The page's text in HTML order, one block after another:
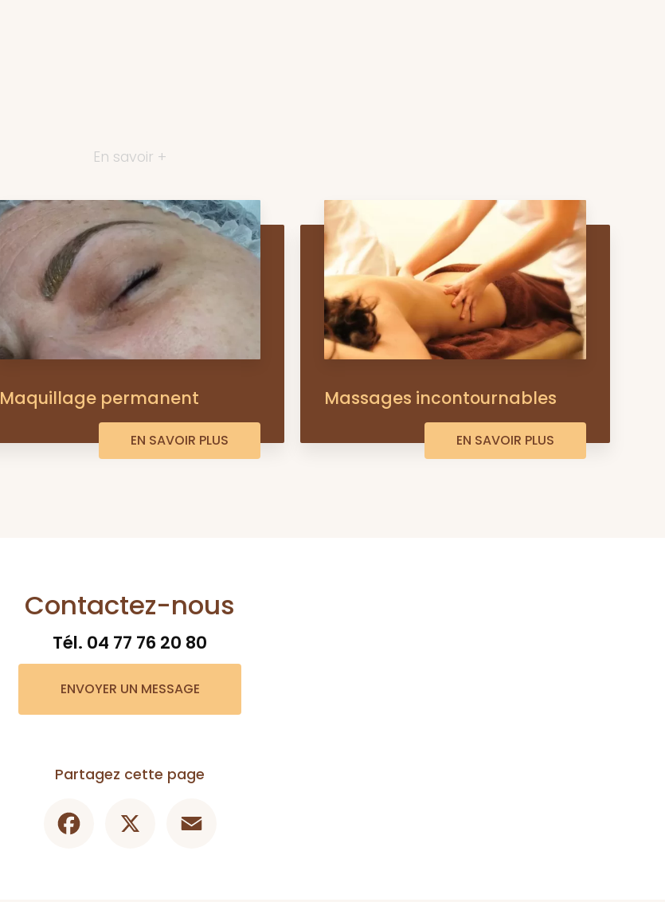
En savoir +
Maquillage permanent
EN SAVOIR PLUS
Massages incontournables
EN SAVOIR PLUS
Contactez-nous
Tél. 04 77 76 20 80
ENVOYER UN MESSAGE
Partagez cette page